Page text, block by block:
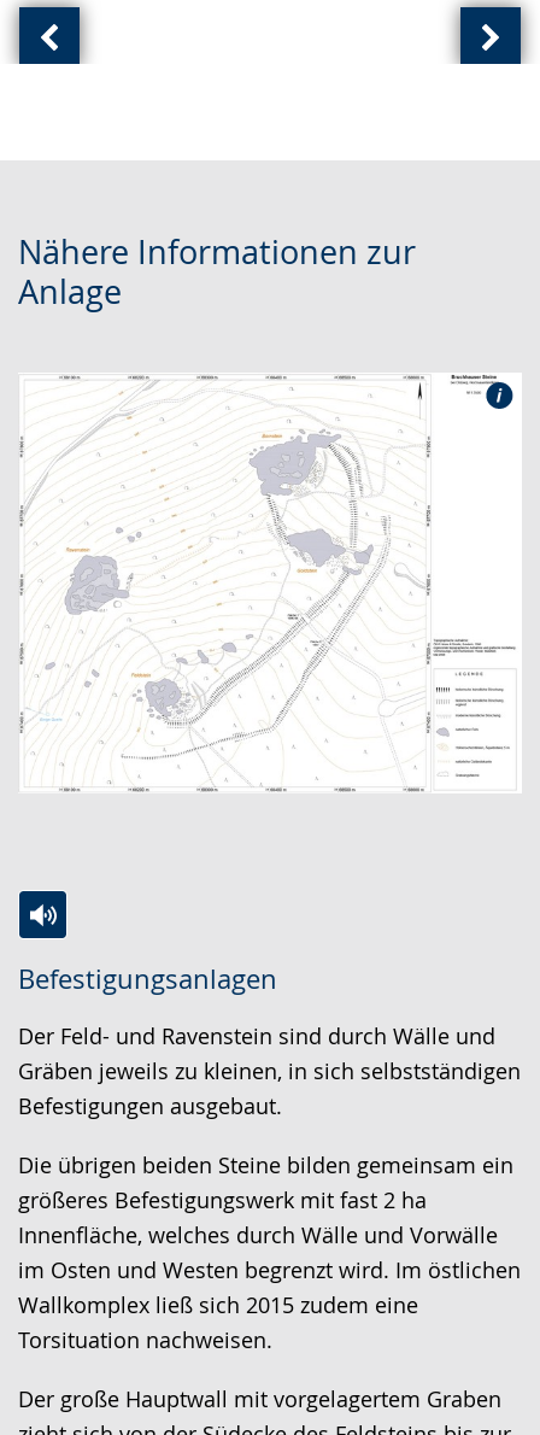
Vorherige
von
von
Nähere Informationen zur
Anlage
Befestigungsanlagen
Leichten
Sprache
wechseln.
Audio-
Unterstützung.
Video
in
Deutscher
Gebärdensprache
angezeigt.
Der Feld- und Ravenstein sind durch Wälle und
Gräben jeweils zu kleinen, in sich selbstständigen
Befestigungen ausgebaut.
Die übrigen beiden Steine bilden gemeinsam ein
größeres Befestigungswerk mit fast 2 ha
Innenfläche, welches durch Wälle und Vorwälle
im Osten und Westen begrenzt wird. Im östlichen
Wallkomplex ließ sich 2015 zudem eine
Torsituation nachweisen.
Der große Hauptwall mit vorgelagertem Graben